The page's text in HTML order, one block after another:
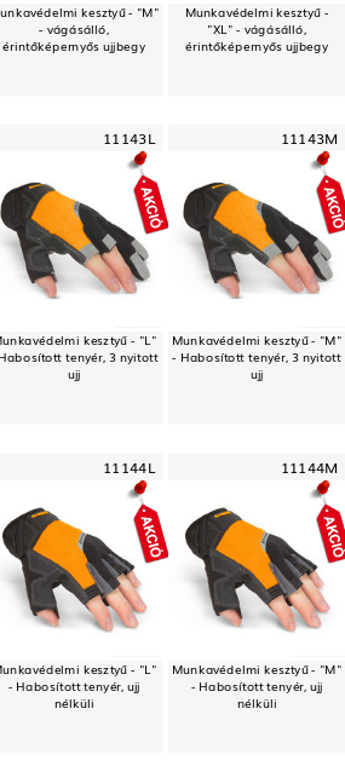
kesztyű - "M"
- vágásálló,
érintőképernyős ujjbegy
Munkavédelmi kesztyű -
"XL" - vágásálló,
érintőképernyős ujjbegy
11143L
kesztyű - "L"
tenyér, 3 nyitott
ujj
11143M
Munkavédelmi kesztyű - "M"
- Habosított tenyér, 3 nyitott
ujj
11144L
kesztyű - "L"
- Habosított tenyér, ujj
nélküli
11144M
Munkavédelmi kesztyű - "M"
- Habosított tenyér, ujj
nélküli